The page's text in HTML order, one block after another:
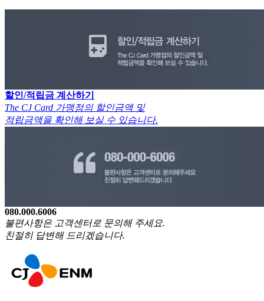
할인/적립금 계산하기
The CJ Card 가맹점의 할인금액 및
적립금액을 확인해 보실 수 있습니다.
080.000.6006
불편사항은 고객센터로 문의해 주세요.
친절히 답변해 드리겠습니다.